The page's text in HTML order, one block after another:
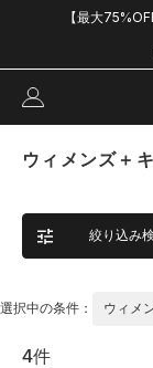
【最大
ウィメンズ＋
絞り込み
選択中の条件： ウィメ
4件